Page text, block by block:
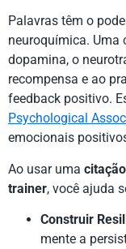
Palavras têm o
neuroquímica. Uma
dopamina, o
recompensa e ao
feedback positivo.
Psychological
emocionais
Ao usar uma
trainer, você ajuda
Construir
mente a